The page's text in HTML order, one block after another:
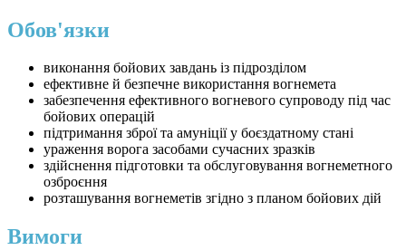
Обов'язки
виконання бойових завдань із підрозділом
ефективне й безпечне використання вогнемета
забезпечення ефективного вогневого супроводу під час
бойових операцій
підтримання зброї та амуніції у боєздатному стані
ураження ворога засобами сучасних зразків
здійснення підготовки та обслуговування вогнеметного
озброєння
розташування вогнеметів згідно з планом бойових дій
Вимоги